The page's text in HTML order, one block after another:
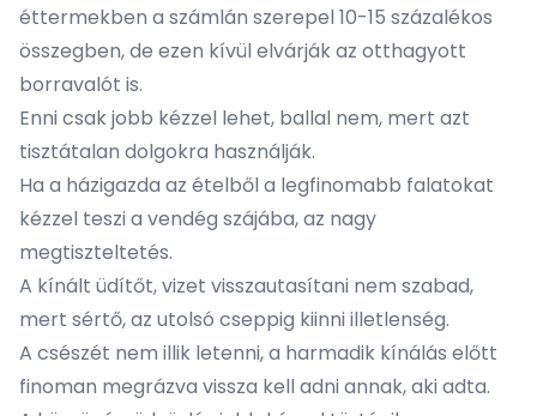
éttermekben a számlán szerepel 10-15 százalékos
összegben, de ezen kívül elvárják az otthagyott
borravalót is.
Enni csak jobb kézzel lehet, ballal nem, mert azt
tisztátalan dolgokra használják.
Ha a házigazda az ételből a legfinomabb falatokat
kézzel teszi a vendég szájába, az nagy
megtiszteltetés.
A kínált üdítőt, vizet visszautasítani nem szabad,
mert sértő, az utolsó cseppig kiinni illetlenség.
A csészét nem illik letenni, a harmadik kínálás előtt
finoman megrázva vissza kell adni annak, aki adta.